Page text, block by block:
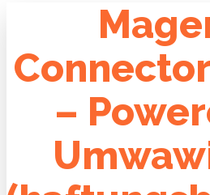
–